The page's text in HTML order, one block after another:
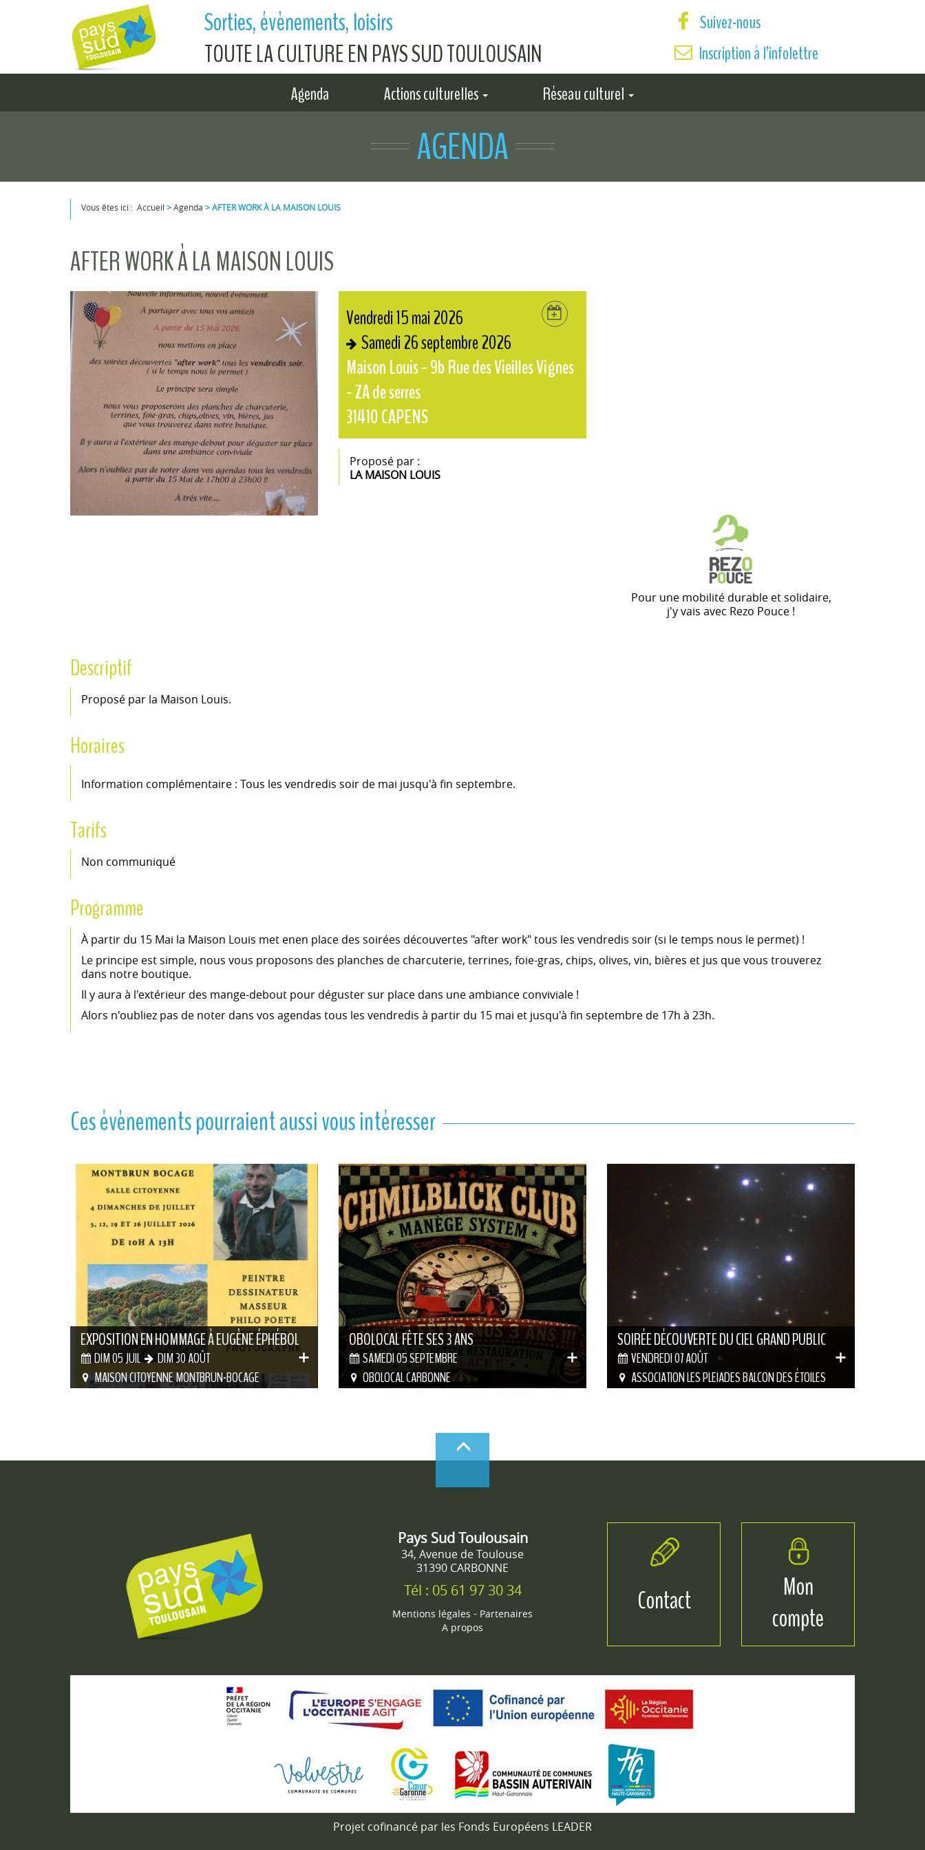
Sorties, évènements, loisirs
TOUTE LA CULTURE EN PAYS SUD TOULOUSAIN
Suivez-nous
Inscription à l’infolettre
Agenda
Actions culturelles Réseau culturel
AGENDA
Vous êtes ici :
Vous êtes ici
Accueil >Agenda >AFTER WORK À LA MAISON LOUIS
AFTER WORK À LA MAISON LOUIS
Vendredi 15 mai 2026
Samedi 26 septembre 2026
Maison Louis - 9b Rue des Vieilles Vignes
- ZA de serres
31410CAPENS
Proposé par :
LA MAISON LOUIS
Pour une mobilité durable et solidaire,
j'y vais avec Rezo Pouce !
Descriptif
Proposé par la Maison Louis.
Horaires
Information complémentaire : Tous les vendredis soir de mai jusqu'à fin septembre.
Tarifs
Non communiqué
Programme
À partir du 15 Mai la Maison Louis met enen place des soirées découvertes "after work" tous les vendredis soir (si le temps nous le permet) !
Le principe est simple, nous vous proposons des planches de charcuterie, terrines, foie-gras, chips, olives, vin, bières et jus que vous trouverez
dans notre boutique.
Il y aura à l'extérieur des mange-debout pour déguster sur place dans une ambiance conviviale !
Alors n'oubliez pas de noter dans vos agendas tous les vendredis à partir du 15 mai et jusqu'à fin septembre de 17h à 23h.
Ces évènements pourraient aussi vous intéresser
EXPOSITION EN HOMMAGE À EUGÈNE ÉPHÉBOL
DIM 05 JUIL
DIM 30 AOÛT
MAISON CITOYENNE MONTBRUN-BOCAGE
OBOLOCAL FÊTE SES 3 ANS
SAMEDI 05 SEPTEMBRE
OBOLOCAL CARBONNE
SOIRÉE DÉCOUVERTE DU CIEL GRAND PUBLIC
VENDREDI 07 AOÛT
ASSOCIATION LES PLEIADES BALCON DES ÉTOILES
LATRAPE
Pays Sud Toulousain
34, Avenue de Toulouse
31390 CARBONNE
Tél : 05 61 97 30 34
Mentions légales - Partenaires
A propos
Contact
Mon
compte
Projet cofinancé par les Fonds Européens LEADER